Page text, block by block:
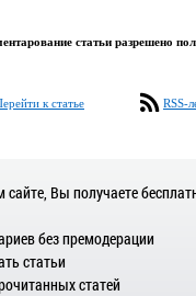
статьи разрешено
к статье RSS-
сайте, Вы получаете
без премодерации
статьи
статей